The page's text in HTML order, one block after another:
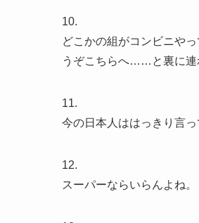
10.
どこかの組がコンビニや
うぞこちらへ……と裏に連
11.
今の日本人ははっきり言っ
12.
スーパーならいらんよね。